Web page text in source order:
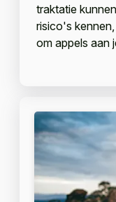
traktatie
risico's
om appels aan